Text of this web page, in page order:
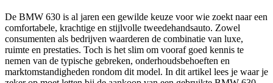
De BMW 630 is al jaren een gewilde keuze voor wie zoekt naar een
comfortabele, krachtige en stijlvolle tweedehandsauto. Zowel
consumenten als bedrijven waarderen de combinatie van luxe,
ruimte en prestaties. Toch is het slim om vooraf goed kennis te
nemen van de typische gebreken, onderhoudsbehoeften en
marktomstandigheden rondom dit model. In dit artikel lees je waar je